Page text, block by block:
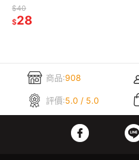
增強吸水力 減少摩擦力 寵物毛
巾浴巾 寵物清潔
$40
$28
商品:908
評價:5.0 / 5.0